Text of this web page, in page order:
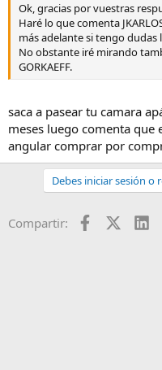
Ok, gracias por vuestras
Haré lo que comenta
más adelante si tengo
No obstante iré mirando
GORKAEFF.
saca a pasear tu camara
meses luego comenta que
angular comprar por
Debes iniciar sesión
Compartir: Facebook
X